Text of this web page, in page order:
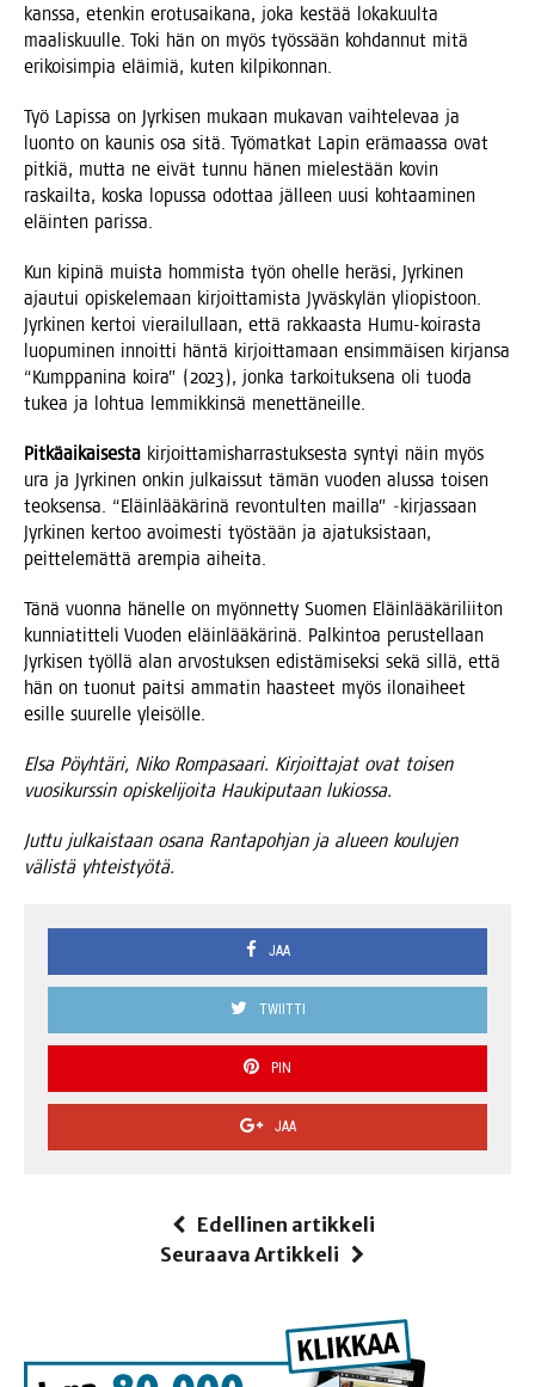
kans­sa, eten­kin ero­tusai­ka­na, joka kes­tää loka­kuul­ta
maa­lis­kuul­le. Toki hän on myös työs­sään koh­dan­nut mitä
eri­koi­sim­pia eläi­miä, kuten kilpikonnan.
Työ Lapis­sa on Jyr­ki­sen mukaan muka­van vaih­te­le­vaa ja
luon­to on kau­nis osa sitä. Työ­mat­kat Lapin erä­maas­sa ovat
pit­kiä, mut­ta ne eivät tun­nu hänen mie­les­tään kovin
ras­kail­ta, kos­ka lopus­sa odot­taa jäl­leen uusi koh­taa­mi­nen
eläin­ten parissa.
Kun kipi­nä muis­ta hom­mis­ta työn ohel­le herä­si, Jyr­ki­nen
ajau­tui opis­ke­le­maan kir­joit­ta­mis­ta Jyväs­ky­län yli­opis­toon.
Jyr­ki­nen ker­toi vie­rai­lul­laan, että rak­kaas­ta Humu-koi­ras­ta
luo­pu­mi­nen innoit­ti hän­tä kir­joit­ta­maan ensim­mäi­sen kir­jan­sa
“Kump­pa­ni­na koi­ra” (2023), jon­ka tar­koi­tuk­se­na oli tuo­da
tukea ja loh­tua lem­mik­kin­sä menettäneille.
Pit­kä­ai­kai­ses­ta kir­joit­ta­mis­har­ras­tuk­ses­ta syn­tyi näin myös
ura ja Jyr­ki­nen onkin jul­kais­sut tämän vuo­den alus­sa toi­sen
teok­sen­sa. “Eläin­lää­kä­ri­nä revon­tul­ten mail­la” ‑kir­jas­saan
Jyr­ki­nen ker­too avoi­mes­ti työs­tään ja aja­tuk­sis­taan,
peit­te­le­mät­tä arem­pia aiheita.
Tänä vuon­na hänel­le on myön­net­ty Suo­men Eläin­lää­kä­ri­lii­ton
kun­nia­tit­te­li Vuo­den eläin­lää­kä­ri­nä. Pal­kin­toa perus­tel­laan
Jyr­ki­sen työl­lä alan arvos­tuk­sen edis­tä­mi­sek­si sekä sil­lä, että
hän on tuo­nut pait­si amma­tin haas­teet myös ilo­nai­heet
esil­le suu­rel­le yleisölle.
Elsa Pöyh­tä­ri, Niko Rom­pa­saa­ri. Kir­joit­ta­jat ovat toi­sen
vuo­si­kurs­sin opis­ke­li­joi­ta Hau­ki­pu­taan lukiossa.
Jut­tu jul­kais­taan osa­na Ran­ta­poh­jan ja alu­een kou­lu­jen
välis­tä yhteistyötä.
JAA
TWIITTI
PIN
JAA
Edellinen artikkeli
Seuraava Artikkeli